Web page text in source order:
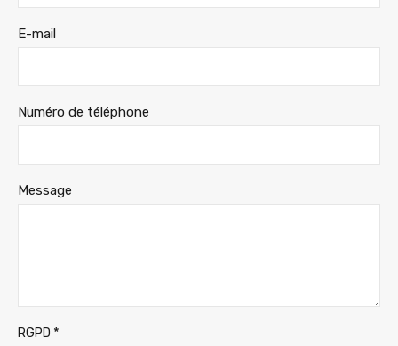
E-mail
Numéro de téléphone
Message
RGPD *